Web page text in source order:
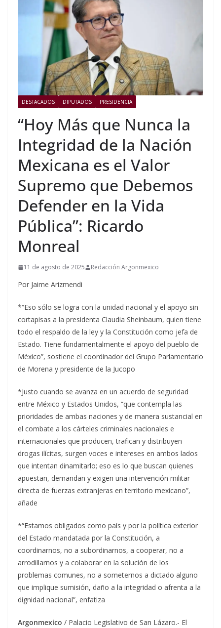
DESTACADOS DIPUTADOS PRESIDENCIA
“Hoy Más que Nunca la
Integridad de la Nación
Mexicana es el Valor
Supremo que Debemos
Defender en la Vida
Pública”: Ricardo
Monreal
11 de agosto de 2025 Redacción Argonmexico
Por Jaime Arizmendi
*“Eso sólo se logra con la unidad nacional y el apoyo sin
cortapisas a la presidenta Claudia Sheinbaum, quien tiene
todo el respaldo de la ley y la Constitución como jefa de
Estado. Tiene fundamentalmente el apoyo del pueblo de
México”, sostiene el coordinador del Grupo Parlamentario
de Morena y presidente de la Jucopo
*Justo cuando se avanza en un acuerdo de seguridad
entre México y Estados Unidos, “que contempla las
prioridades de ambas naciones y de manera sustancial en
el combate a los cárteles criminales nacionales e
internacionales que producen, trafican y distribuyen
drogas ilícitas, surgen voces e intereses en ambos lados
que intentan dinamitarlo; eso es lo que buscan quienes
apuestan, demandan y exigen una intervención militar
directa de fuerzas extranjeras en territorio mexicano”,
añade
*“Estamos obligados como país y por la política exterior
del Estado mandatada por la Constitución, a
coordinarnos, no a subordinarnos, a cooperar, no a
arrodillarnos y a colaborar en la solución de los
problemas comunes, no a someternos a dictado alguno
que implique sumisión, daño a la integridad o afrenta a la
dignidad nacional”, enfatiza
Argonmexico / Palacio Legislativo de San Lázaro.- El